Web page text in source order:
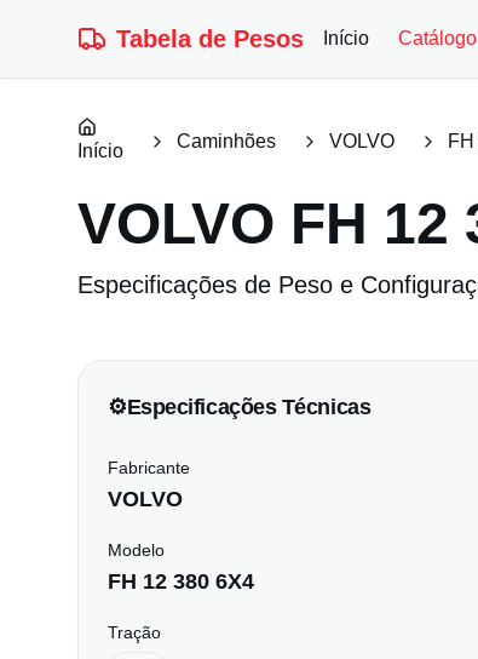
Tabela de Pesos Início Catálogo
Início Caminhões VOLVO
VOLVO FH 12
Especificações de Peso e
⚙️Especificações Técnicas
Fabricante
VOLVO
Modelo
FH 12 380 6X4
Tração